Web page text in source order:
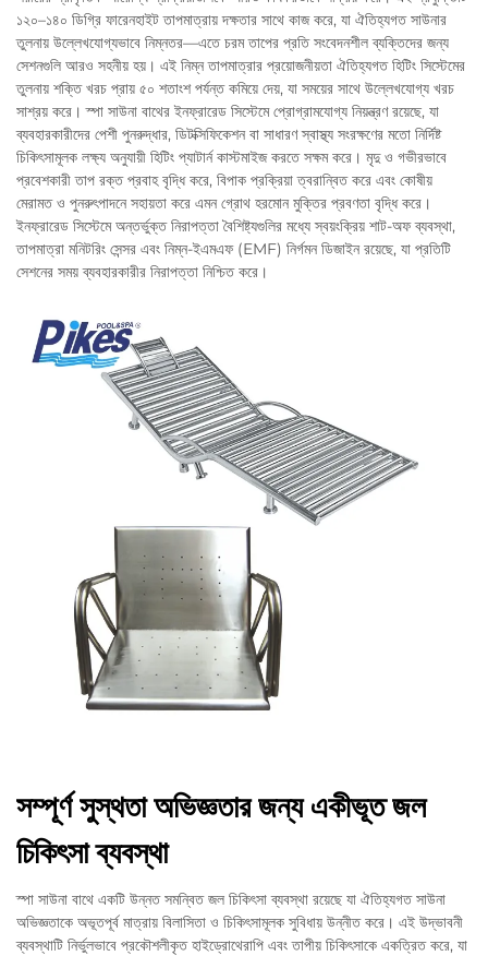
১২০–১৪০ ডিগ্রি ফারেনহাইট তাপমাত্রায় দক্ষতার সাথে কাজ করে, যা ঐতিহ্যগত সাউনার
তুলনায় উল্লেখযোগ্যভাবে নিম্নতর—এতে চরম তাপের প্রতি সংবেদনশীল ব্যক্তিদের জন্য
সেশনগুলি আরও সহনীয় হয়। এই নিম্ন তাপমাত্রার প্রয়োজনীয়তা ঐতিহ্যগত হিটিং সিস্টেমের
তুলনায় শক্তি খরচ প্রায় ৫০ শতাংশ পর্যন্ত কমিয়ে দেয়, যা সময়ের সাথে উল্লেখযোগ্য খরচ
সাশ্রয় করে। স্পা সাউনা বাথের ইনফ্রারেড সিস্টেমে প্রোগ্রামযোগ্য নিয়ন্ত্রণ রয়েছে, যা
ব্যবহারকারীদের পেশী পুনরুদ্ধার, ডিটক্সিফিকেশন বা সাধারণ স্বাস্থ্য সংরক্ষণের মতো নির্দিষ্ট
চিকিৎসামূলক লক্ষ্য অনুযায়ী হিটিং প্যাটার্ন কাস্টমাইজ করতে সক্ষম করে। মৃদু ও গভীরভাবে
প্রবেশকারী তাপ রক্ত প্রবাহ বৃদ্ধি করে, বিপাক প্রক্রিয়া ত্বরান্বিত করে এবং কোষীয়
মেরামত ও পুনরুৎপাদনে সহায়তা করে এমন গ্রোথ হরমোন মুক্তির প্রবণতা বৃদ্ধি করে।
ইনফ্রারেড সিস্টেমে অন্তর্ভুক্ত নিরাপত্তা বৈশিষ্ট্যগুলির মধ্যে স্বয়ংক্রিয় শাট-অফ ব্যবস্থা,
তাপমাত্রা মনিটরিং সেন্সর এবং নিম্ন-ইএমএফ (EMF) নির্গমন ডিজাইন রয়েছে, যা প্রতিটি
সেশনের সময় ব্যবহারকারীর নিরাপত্তা নিশ্চিত করে।
সম্পূর্ণ সুস্থতা অভিজ্ঞতার জন্য একীভূত জল
চিকিৎসা ব্যবস্থা
স্পা সাউনা বাথে একটি উন্নত সমন্বিত জল চিকিৎসা ব্যবস্থা রয়েছে যা ঐতিহ্যগত সাউনা
অভিজ্ঞতাকে অভূতপূর্ব মাত্রায় বিলাসিতা ও চিকিৎসামূলক সুবিধায় উন্নীত করে। এই উদ্ভাবনী
ব্যবস্থাটি নির্ভুলভাবে প্রকৌশলীকৃত হাইড্রোথেরাপি এবং তাপীয় চিকিৎসাকে একত্রিত করে, যা